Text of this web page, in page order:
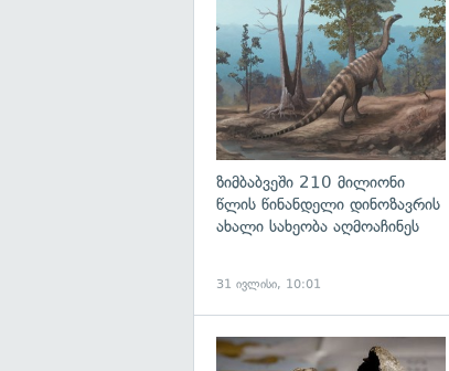
ზიმბაბვეში 210 მილიონი
წლის წინანდელი დინოზავრის
ახალი სახეობა აღმოაჩინეს
31 ივლისი, 10:01